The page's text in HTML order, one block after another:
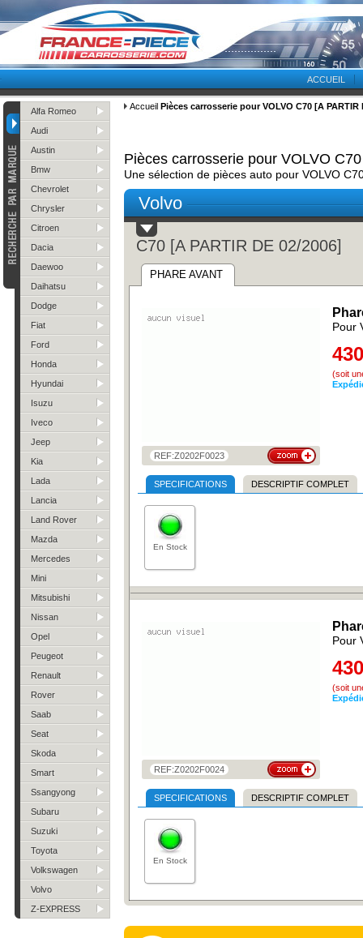
ACCUEIL
Alfa Romeo
Audi
Austin
Bmw
Chevrolet
Chrysler
Citroen
Dacia
Daewoo
Daihatsu
Dodge
Fiat
Ford
Honda
Hyundai
Isuzu
Iveco
Jeep
Kia
Lada
Lancia
Land Rover
Mazda
Mercedes
Mini
Mitsubishi
Nissan
Opel
Peugeot
Renault
Rover
Saab
Seat
Skoda
Smart
Ssangyong
Subaru
Suzuki
Toyota
Volkswagen
Volvo
Z-EXPRESS
Accueil Pièces carrosserie pour VOLVO C70 [A PARTIR
Pièces carrosserie pour VOLVO
Une sélection de pièces auto pour VOLVO
Volvo
C70 [A PARTIR DE 02/2006]
PHARE AVANT
REF:Z0202F0023
Pour
(soit
SPECIFICATIONS DESCRIPTIF COMPLET
En Stock
REF:Z0202F0024
Pour
(soit
SPECIFICATIONS DESCRIPTIF COMPLET
En Stock